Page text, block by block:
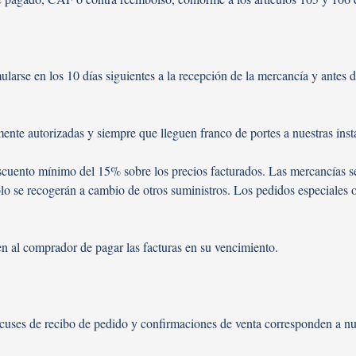
en los 10 días siguientes a la recepción de la mercancía y antes
autorizadas y siempre que lleguen franco de portes a nuestras
mínimo del 15% sobre los precios facturados. Las mercancías
se recogerán a cambio de otros suministros. Los pedidos especiales
al comprador de pagar las facturas en su vencimiento.
de recibo de pedido y confirmaciones de venta corresponden a